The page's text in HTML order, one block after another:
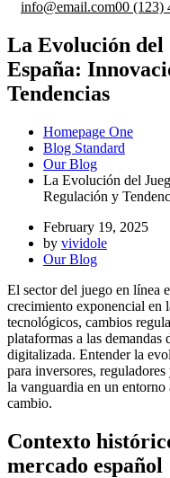
info@email.com00 (123)
La Evolución del
España:
Tendencias
Homepage One
Blog Standard
Our Blog
La Evolución del
Regulación y
February 19, 2025
by vividole
Our Blog
El sector del juego en línea
crecimiento exponencial en
tecnológicos, cambios
plataformas a las demandas
digitalizada. Entender la
para inversores,
la vanguardia en un
cambio.
Contexto
mercado español